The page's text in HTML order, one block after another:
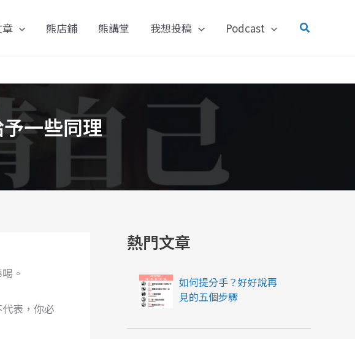
熊店鋪 熊講堂 我想投稿 Podcast
搜
一些同理
。
表，你必
熱門文章
如何提分手？好好說再
見的五個步驟